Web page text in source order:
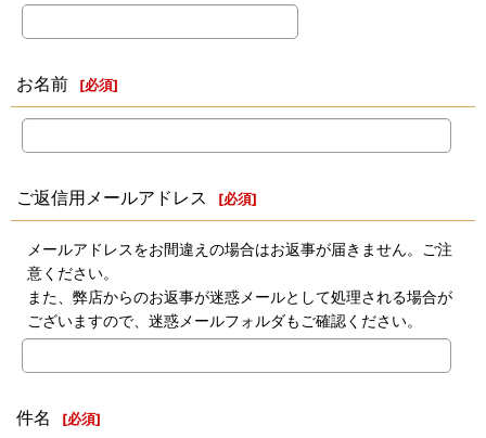
お名前 [必須]
ご返信用メールアドレス [必須]
メールアドレスをお間違えの場合はお返事が届きません。ご注
意ください。
また、弊店からのお返事が迷惑メールとして処理される場合が
ございますので、迷惑メールフォルダもご確認ください。
件名 [必須]